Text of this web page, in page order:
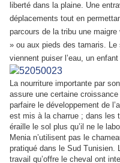
liberté dans la plaine. Une
déplacements tout en
parcours de la tribu une
» ou aux pieds des tamaris.
viennent puiser l’eau, un
La nourriture importante par
assure une certaine
parfaire le développement de
est mis à la charrue ; dans les
éraille le sol plus qu’il ne le
Menia n’utilisent pas le
pratiqué dans le Sud Tunisien.
travail qu’offre le cheval ont